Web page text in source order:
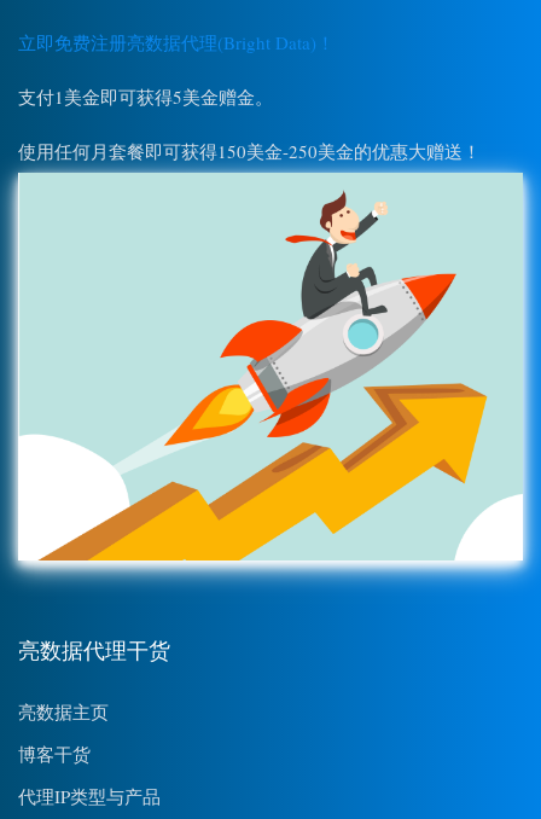
立即免费注册亮数据代理(Bright Data)！
支付1美金即可获得5美金赠金。
使用任何月套餐即可获得150美金-250美金的优惠大赠送！
亮数据代理干货
亮数据主页
博客干货
代理IP类型与产品